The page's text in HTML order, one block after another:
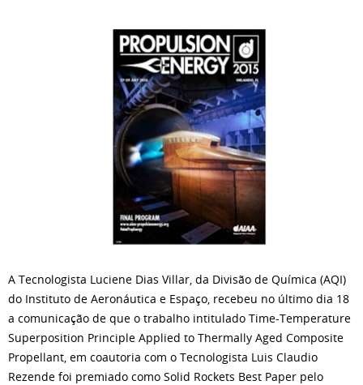
A Tecnologista Luciene Dias Villar, da Divisão de Química (AQI)
do Instituto de Aeronáutica e Espaço, recebeu no último dia 18
a comunicação de que o trabalho intitulado Time-Temperature
Superposition Principle Applied to Thermally Aged Composite
Propellant, em coautoria com o Tecnologista Luis Claudio
Rezende foi premiado como Solid Rockets Best Paper pelo